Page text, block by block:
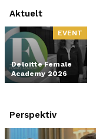
Aktuelt
EVENT
Deloitte Female
Academy 2026
Perspektiv